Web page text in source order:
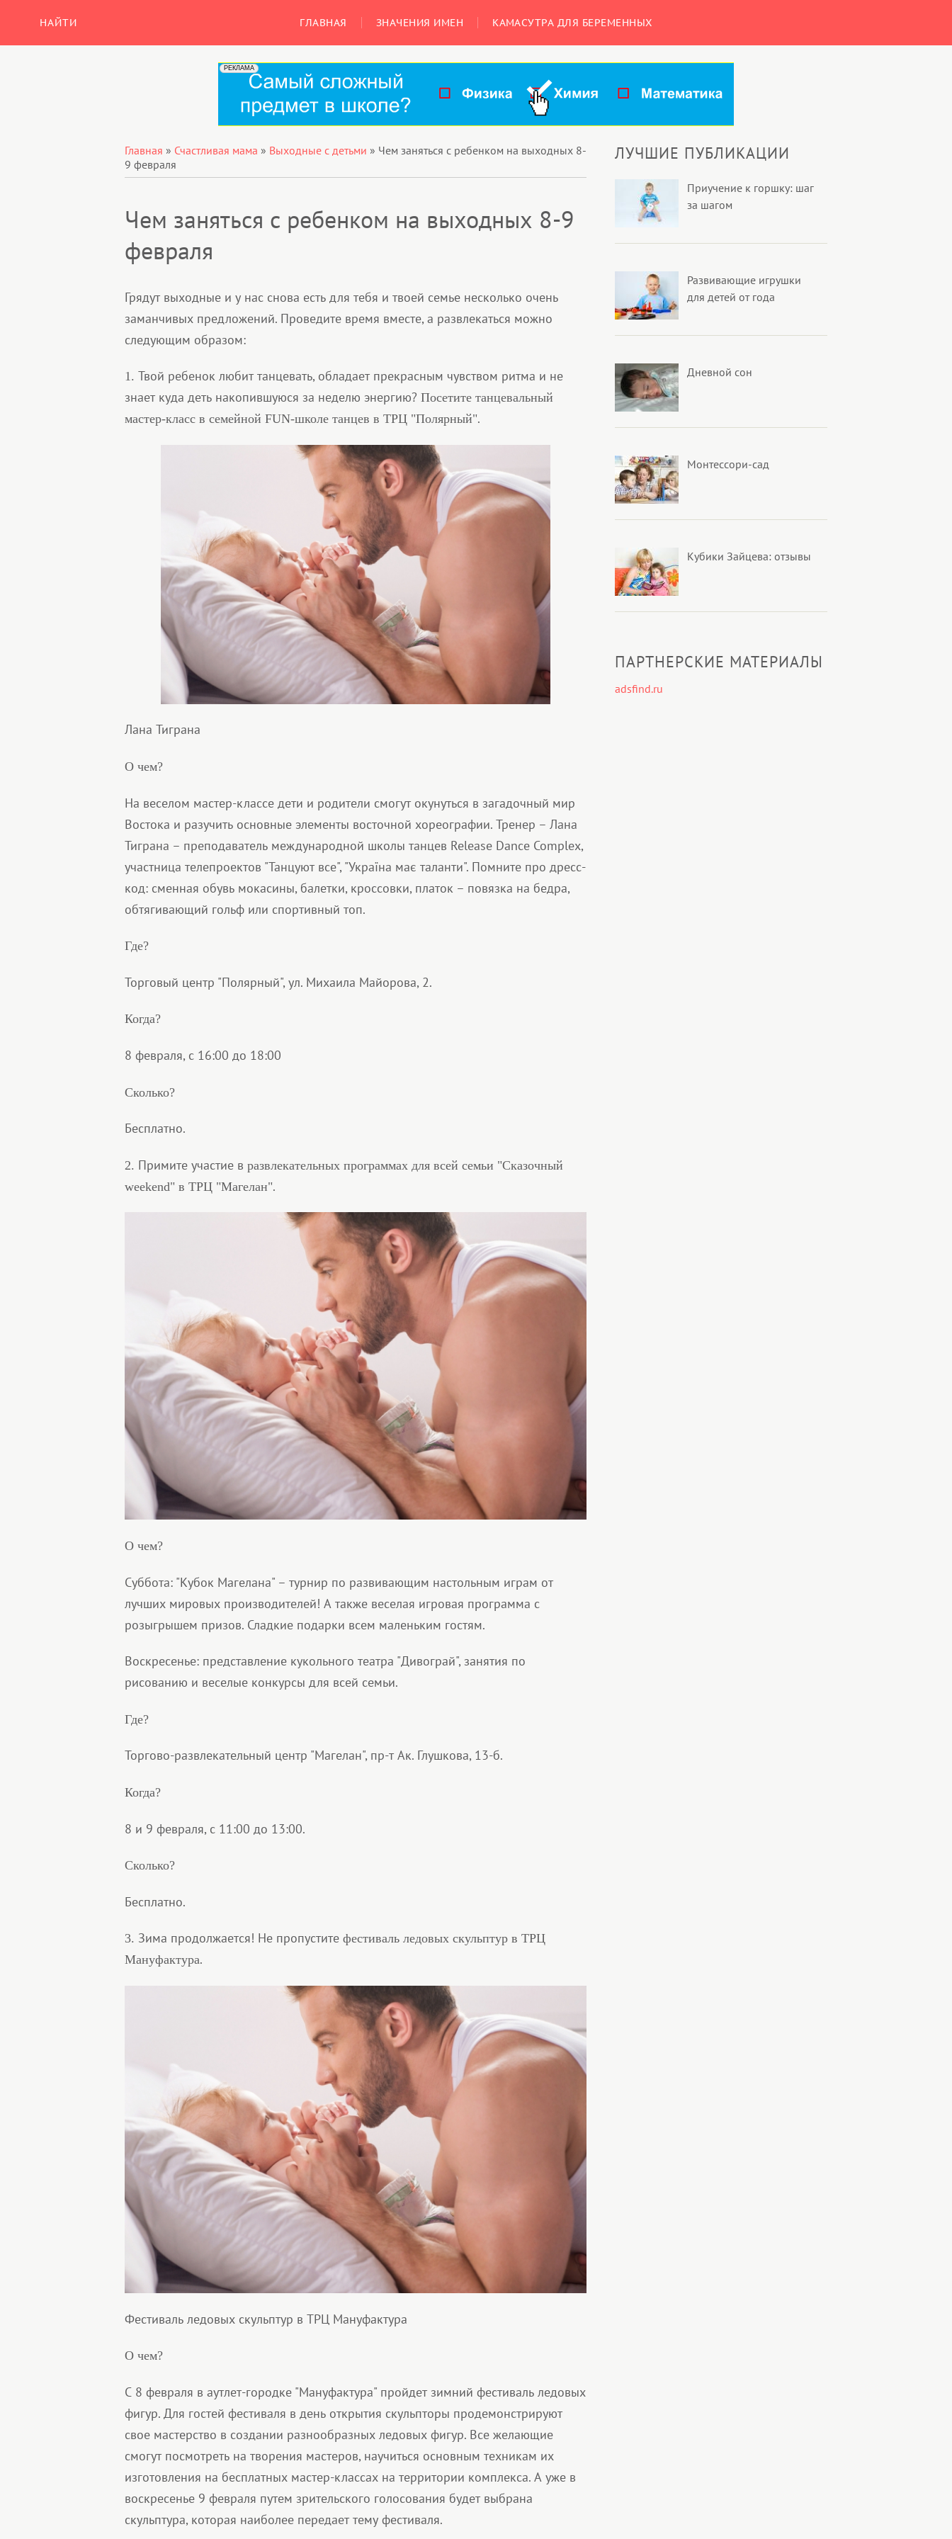
НАЙТИ ГЛАВНАЯ ЗНАЧЕНИЯ ИМЕН КАМАСУТРА ДЛЯ БЕРЕМЕННЫХ
ЛУЧШИЕ ПУБЛИКАЦИИ
Приучение к горшку: шаг
за шагом
Развивающие игрушки
для детей от года
Дневной сон
Монтессори-сад
Кубики Зайцева: отзывы
ПАРТНЕРСКИЕ МАТЕРИАЛЫ
adsfind.ru
Главная » Счастливая мама » Выходные с детьми » Чем заняться с ребенком на выходных 8-
9 февраля
Чем заняться с ребенком на выходных 8-9
февраля
Грядут выходные и у нас снова есть для тебя и твоей семье несколько очень
заманчивых предложений. Проведите время вместе, а развлекаться можно
следующим образом:
1. Твой ребенок любит танцевать, обладает прекрасным чувством ритма и не
знает куда деть накопившуюся за неделю энергию? Посетите танцевальный
мастер-класс в семейной FUN-школе танцев в ТРЦ "Полярный".
Лана Тиграна
О чем?
На веселом мастер-классе дети и родители смогут окунуться в загадочный мир
Востока и разучить основные элементы восточной хореографии. Тренер – Лана
Тиграна – преподаватель международной школы танцев Release Dance Complex,
участница телепроектов "Танцуют все", "Україна має таланти". Помните про дресс-
код: сменная обувь мокасины, балетки, кроссовки, платок – повязка на бедра,
обтягивающий гольф или спортивный топ.
Где?
Торговый центр "Полярный", ул. Михаила Майорова, 2.
Когда?
8 февраля, с 16:00 до 18:00
Сколько?
Бесплатно.
2. Примите участие в развлекательных программах для всей семьи "Сказочный
weekend" в ТРЦ "Магелан".
О чем?
Суббота: "Кубок Магелана" – турнир по развивающим настольным играм от
лучших мировых производителей! А также веселая игровая программа с
розыгрышем призов. Сладкие подарки всем маленьким гостям.
Воскресенье: представление кукольного театра "Дивограй", занятия по
рисованию и веселые конкурсы для всей семьи.
Где?
Торгово-развлекательный центр "Магелан", пр-т Ак. Глушкова, 13-б.
Когда?
8 и 9 февраля, с 11:00 до 13:00.
Сколько?
Бесплатно.
3. Зима продолжается! Не пропустите фестиваль ледовых скульптур в ТРЦ
Мануфактура.
Фестиваль ледовых скульптур в ТРЦ Мануфактура
О чем?
С 8 февраля в аутлет-городке "Мануфактура" пройдет зимний фестиваль ледовых
фигур. Для гостей фестиваля в день открытия скульпторы продемонстрируют
свое мастерство в создании разнообразных ледовых фигур. Все желающие
смогут посмотреть на творения мастеров, научиться основным техникам их
изготовления на бесплатных мастер-классах на территории комплекса. А уже в
воскресенье 9 февраля путем зрительского голосования будет выбрана
скульптура, которая наиболее передает тему фестиваля.